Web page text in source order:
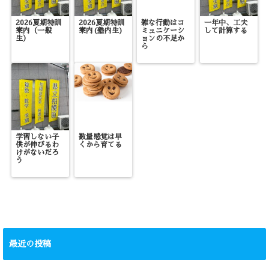
2026夏期特訓
案内（一般
生）
2026夏期特訓
案内(塾内生)
雑な行動はコ
ミュニケーシ
ョンの不足か
ら
一年中、工夫
して計算する
学習しない子
供が伸びるわ
けがないだろ
う
数量感覚は早
くから育てる
最近の投稿